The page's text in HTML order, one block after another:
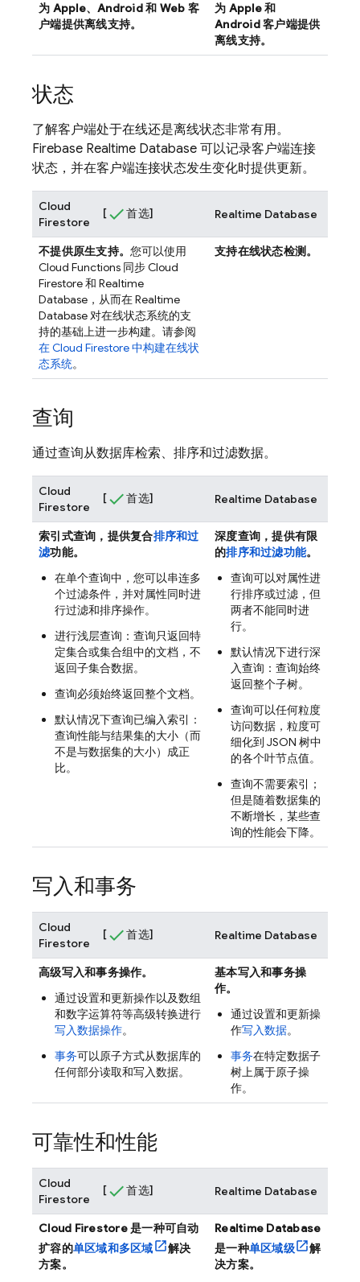
为 Apple、Android 和 Web 客
户端提供离线支持。
为 Apple 和
Android 客户端提供
离线支持。
状态
了解客户端处于在线还是离线状态非常有用。
Firebase Realtime Database 可以记录客户端连接
状态，并在客户端连接状态发生变化时提供更新。
Cloud
Firestore
[ 首选] Realtime Database
不提供原生支持。 您可以使用
Cloud Functions 同步Cloud
Firestore和 Realtime
Database ，从而在Realtime
Database对在线状态系统的支
持的基础上进一步构建。请参阅
在Cloud Firestore中构建在线状
态系统。
支持在线状态检测。
查询
通过查询从数据库检索、排序和过滤数据。
Cloud
Firestore
[ 首选] Realtime Database
索引式查询，提供复合排序和过
滤功能。
在单个查询中，您可以串连多
个过滤条件，并对属性同时进
行过滤和排序操作。
进行浅层查询：查询只返回特
定集合或集合组中的文档，不
返回子集合数据。
查询必须始终返回整个文档。
默认情况下查询已编入索引：
查询性能与结果集的大小（而
不是与数据集的大小）成正
比。
深度查询，提供有限
的排序和过滤功能。
查询可以对属性进
行排序或过滤，但
两者不能同时进
行。
默认情况下进行深
入查询：查询始终
返回整个子树。
查询可以任何粒度
访问数据，粒度可
细化到 JSON 树中
的各个叶节点值。
查询不需要索引；
但是随着数据集的
不断增长，某些查
询的性能会下降。
写入和事务
Cloud
Firestore
[ 首选] Realtime Database
高级写入和事务操作。
通过设置和更新操作以及数组
和数字运算符等高级转换进行
写入数据操作。
事务可以原子方式从数据库的
任何部分读取和写入数据。
基本写入和事务操
作。
通过设置和更新操
作写入数据。
事务在特定数据子
树上属于原子操
作。
可靠性和性能
Cloud
Firestore
[ 首选] Realtime Database
Cloud Firestore是一种可自动
扩容的单区域和多区域
解决
方案。
Realtime Database
是一种单区域级
解
决方案。